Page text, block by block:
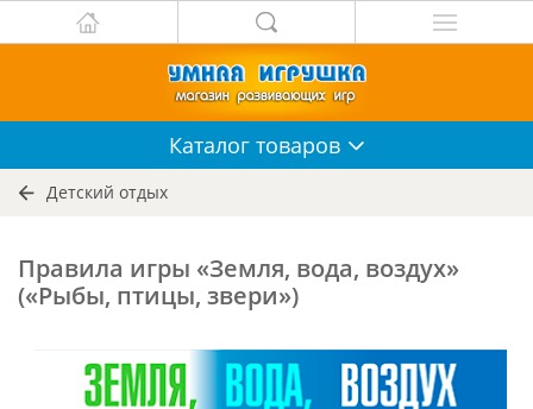
Каталог товаров
Детский отдых
Правила игры «Земля, вода, воздух»
(«Рыбы, птицы, звери»)